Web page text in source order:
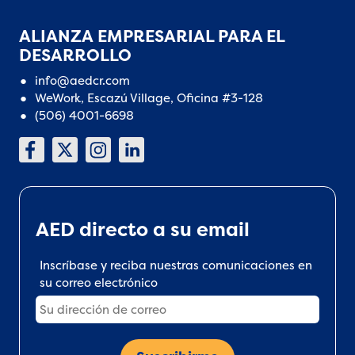
ALIANZA EMPRESARIAL PARA EL
DESARROLLO
info@aedcr.com
WeWork, Escazú Village, Oficina #3-128
(506) 4001-6698
AED directo a su email
Inscríbase y reciba nuestras comunicaciones en
su correo electrónico